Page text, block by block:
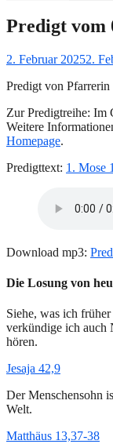
Predigt vom
Gepostet
2. Februar 20252.
Predigt von
Zur Predigtreihe: Im
Weitere
Homepage.
Predigttext: 1. Mose
Download mp3:
Die Losung von
Siehe, was ich
verkündige ich auch
hören.
Jesaja 42,9
Der Menschensohn
Welt.
Matthäus 13,37-38